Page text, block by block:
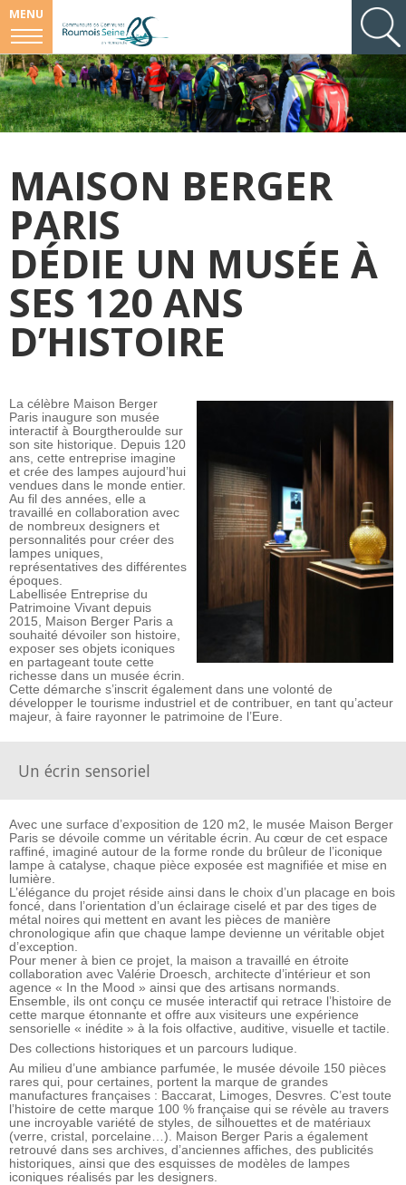
MENU
MAISON BERGER
PARIS
DÉDIE UN MUSÉE À
SES 120 ANS
D’HISTOIRE
La célèbre Maison Berger
Paris inaugure son musée
interactif à Bourgtheroulde sur
son site historique. Depuis 120
ans, cette entreprise imagine
et crée des lampes aujourd’hui
vendues dans le monde entier.
Au fil des années, elle a
travaillé en collaboration avec
de nombreux designers et
personnalités pour créer des
lampes uniques,
représentatives des différentes
époques.
Labellisée Entreprise du
Patrimoine Vivant depuis
2015, Maison Berger Paris a
souhaité dévoiler son histoire,
exposer ses objets iconiques
en partageant toute cette
richesse dans un musée écrin.
Cette démarche s’inscrit également dans une volonté de
développer le tourisme industriel et de contribuer, en tant qu’acteur
majeur, à faire rayonner le patrimoine de l’Eure.
Un écrin sensoriel
Avec une surface d’exposition de 120 m2, le musée Maison Berger
Paris se dévoile comme un véritable écrin. Au cœur de cet espace
raffiné, imaginé autour de la forme ronde du brûleur de l’iconique
lampe à catalyse, chaque pièce exposée est magnifiée et mise en
lumière.
L’élégance du projet réside ainsi dans le choix d’un placage en bois
foncé, dans l’orientation d’un éclairage ciselé et par des tiges de
métal noires qui mettent en avant les pièces de manière
chronologique afin que chaque lampe devienne un véritable objet
d’exception.
Pour mener à bien ce projet, la maison a travaillé en étroite
collaboration avec Valérie Droesch, architecte d’intérieur et son
agence « In the Mood » ainsi que des artisans normands.
Ensemble, ils ont conçu ce musée interactif qui retrace l’histoire de
cette marque étonnante et offre aux visiteurs une expérience
sensorielle « inédite » à la fois olfactive, auditive, visuelle et tactile.
Des collections historiques et un parcours ludique.
Au milieu d’une ambiance parfumée, le musée dévoile 150 pièces
rares qui, pour certaines, portent la marque de grandes
manufactures françaises : Baccarat, Limoges, Desvres. C’est toute
l’histoire de cette marque 100 % française qui se révèle au travers
une incroyable variété de styles, de silhouettes et de matériaux
(verre, cristal, porcelaine…). Maison Berger Paris a également
retrouvé dans ses archives, d’anciennes affiches, des publicités
historiques, ainsi que des esquisses de modèles de lampes
iconiques réalisés par les designers.